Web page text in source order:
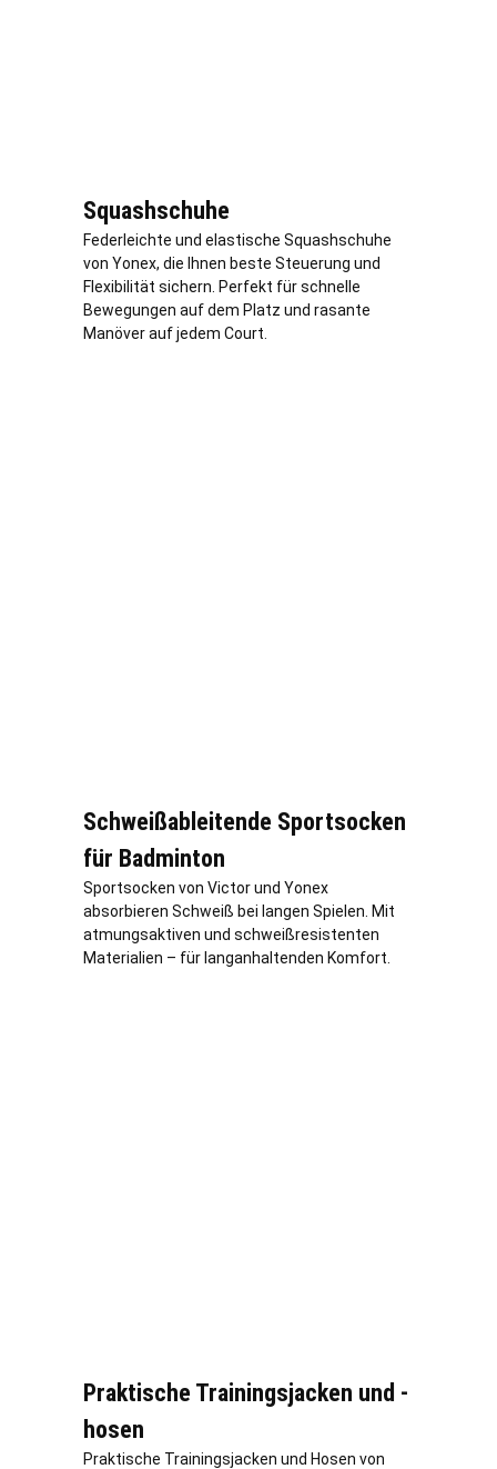
Squashschuhe
Federleichte und elastische Squashschuhe
von Yonex, die Ihnen beste Steuerung und
Flexibilität sichern. Perfekt für schnelle
Bewegungen auf dem Platz und rasante
Manöver auf jedem Court.
Schweißableitende Sportsocken
für Badminton
Sportsocken von Victor und Yonex
absorbieren Schweiß bei langen Spielen. Mit
atmungsaktiven und schweißresistenten
Materialien – für langanhaltenden Komfort.
Praktische Trainingsjacken und -
hosen
Praktische Trainingsjacken und Hosen von